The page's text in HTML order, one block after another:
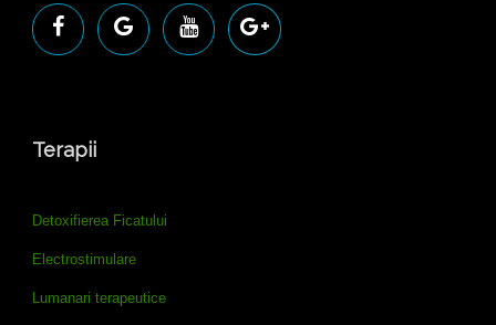
Terapii
Detoxifierea Ficatului
Electrostimulare
Lumanari terapeutice